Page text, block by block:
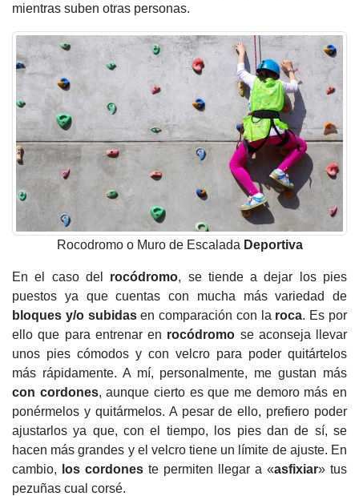
mientras suben otras personas.
Rocodromo o Muro de Escalada Deportiva
En el caso del rocódromo, se tiende a dejar los pies
puestos ya que cuentas con mucha más variedad de
bloques y/o subidasen comparación con la roca. Es por
ello que para entrenar en rocódromo se aconseja llevar
unos pies cómodos y con velcro para poder quitártelos
más rápidamente. A mí, personalmente, me gustan más
con cordones, aunque cierto es que me demoro más en
ponérmelos y quitármelos. A pesar de ello, prefiero poder
ajustarlos ya que, con el tiempo, los pies dan de sí, se
hacen más grandes y el velcro tiene un límite de ajuste. En
cambio,
los cordones te permiten llegar a «asfixiar» tus
pezuñas cual corsé.